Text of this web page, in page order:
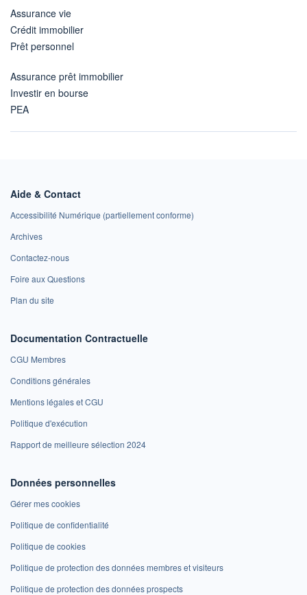
Assurance vie
Crédit immobilier
Prêt personnel
Assurance prêt immobilier
Investir en bourse
PEA
Aide & Contact
Accessibilité Numérique (partiellement conforme)
Archives
Contactez-nous
Foire aux Questions
Plan du site
Documentation Contractuelle
CGU Membres
Conditions générales
Mentions légales et CGU
Politique d'exécution
Rapport de meilleure sélection 2024
Données personnelles
Gérer mes cookies
Politique de confidentialité
Politique de cookies
Politique de protection des données membres et visiteurs
Politique de protection des données prospects